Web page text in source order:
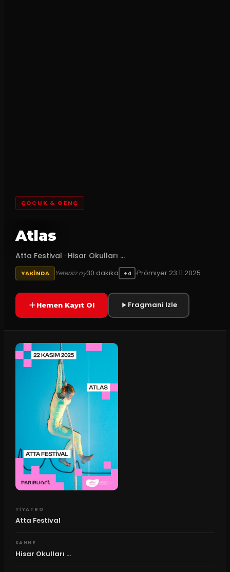
ÇOCUK & GENÇ
Atlas
Atta Festival · Hisar Okulları ...
YAKINDA Yetersiz oy30 dakika +4 Prömiyer 23.11.2025
Hemen Kayıt Ol Fragmani Izle
TIYATRO
Atta Festival
SAHNE
Hisar Okulları ...